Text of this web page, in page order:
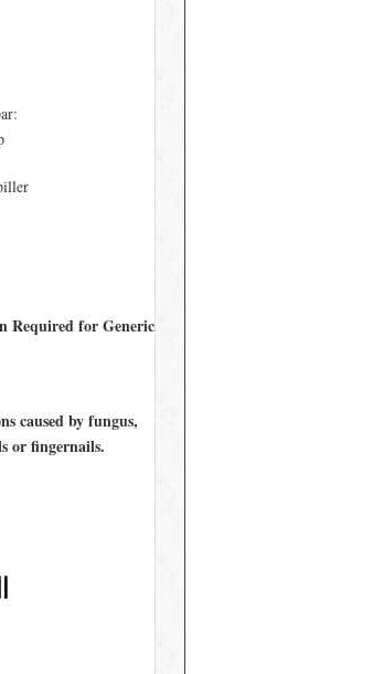
Required for Generic
caused by fungus,
or fingernails.